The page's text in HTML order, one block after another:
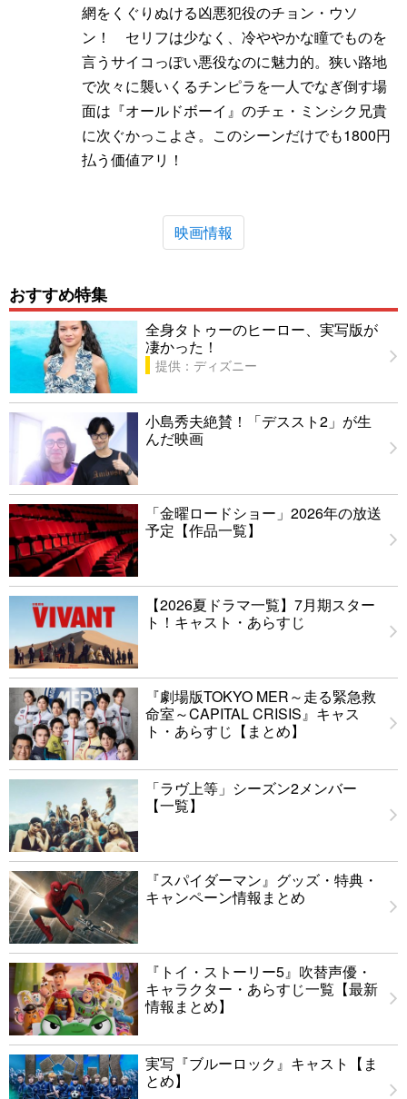
網をくぐりぬける凶悪犯役のチョン・ウソ
ン！ セリフは少なく、冷ややかな瞳でものを
言うサイコっぽい悪役なのに魅力的。狭い路地
で次々に襲いくるチンピラを一人でなぎ倒す場
面は『オールドボーイ』のチェ・ミンシク兄貴
に次ぐかっこよさ。このシーンだけでも1800円
払う価値アリ！
映画情報
おすすめ特集
全身タトゥーのヒーロー、実写版が
凄かった！
提供：ディズニー
小島秀夫絶賛！「デススト2」が生
んだ映画
「金曜ロードショー」2026年の放送
予定【作品一覧】
【2026夏ドラマ一覧】7月期スター
ト！キャスト・あらすじ
『劇場版TOKYO MER～走る緊急救
命室～CAPITAL CRISIS』キャス
ト・あらすじ【まとめ】
「ラヴ上等」シーズン2メンバー
【一覧】
『スパイダーマン』グッズ・特典・
キャンペーン情報まとめ
『トイ・ストーリー5』吹替声優・
キャラクター・あらすじ一覧【最新
情報まとめ】
実写『ブルーロック』キャスト【ま
とめ】